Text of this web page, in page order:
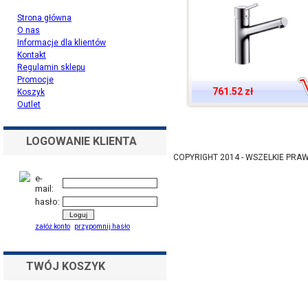
Strona główna
O nas
Informacje dla klientów
Kontakt
Regulamin sklepu
Promocje
Koszyk
Outlet
LOGOWANIE KLIENTA
e-
mail:
hasło:
załóż konto przypomnij hasło
TWÓJ KOSZYK
761.52 zł
COPYRIGHT 2014 - WSZELKIE